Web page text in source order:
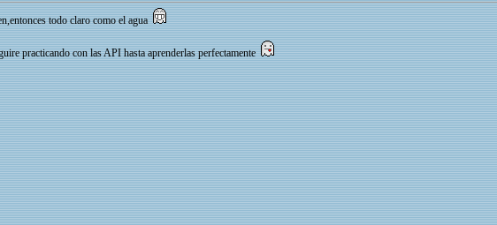
todo claro como el agua
practicando con las API hasta aprenderlas perfectamente